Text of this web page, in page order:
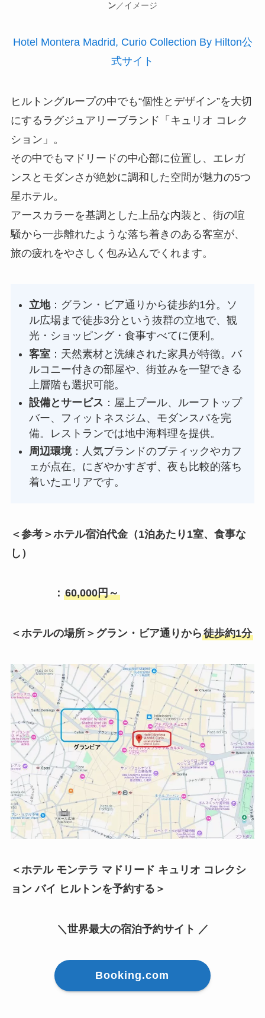
ン／イメージ
Hotel Montera Madrid, Curio Collection By Hilton公
式サイト
ヒルトングループの中でも“個性とデザイン”を大切
にするラグジュアリーブランド「キュリオ コレク
ション」。
その中でもマドリードの中心部に位置し、エレガ
ンスとモダンさが絶妙に調和した空間が魅力の5つ
星ホテル。
アースカラーを基調とした上品な内装と、街の喧
騒から一歩離れたような落ち着きのある客室が、
旅の疲れをやさしく包み込んでくれます。
立地：グラン・ビア通りから徒歩約1分。ソ
ル広場まで徒歩3分という抜群の立地で、観
光・ショッピング・食事すべてに便利。
客室 ：天然素材と洗練された家具が特徴。バ
ルコニー付きの部屋や、街並みを一望できる
上層階も選択可能。
設備とサービス ：屋上プール、ルーフトップ
バー、フィットネスジム、モダンスパを完
備。レストランでは地中海料理を提供。
周辺環境：人気ブランドのブティックやカフ
ェが点在。にぎやかすぎず、夜も比較的落ち
着いたエリアです。
＜参考＞ホテル宿泊代金（1泊あたり1室、食事な
し）
： 60,000円～
＜ホテルの場所＞グラン・ビア通りから徒歩約1分
＜ ホテル モンテラ マドリード キュリオ コレクシ
ョン バイ ヒルトンを予約する＞
＼世界最大の宿泊予約サイト ／
Booking.com